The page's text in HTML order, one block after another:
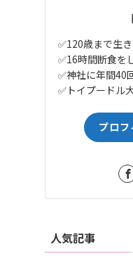
✅120歳まで生
✅16時間断食を
✅神社に年間40
✅トイプードル
プロフ
人気記事